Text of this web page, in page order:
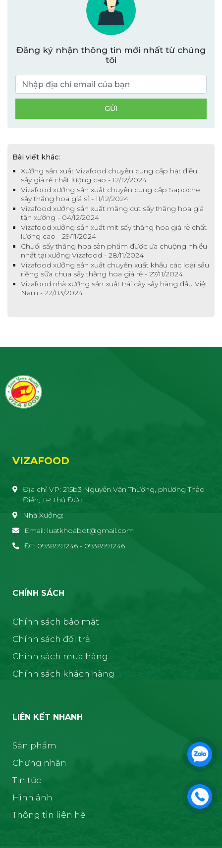
Đăng ký nhận thông tin mới nhất từ chúng
tôi
Bài viết khác:
Xưởng sản xuất Vizafood chuyên cung cấp hạt điều
sấy giá rẻ chất lượng cao - 12/12/2024
Vizafood xưởng sản xuất chuyên cung cấp Sapoche
sấy thăng hoa giá sỉ - 11/12/2024
Vizafood xưởng sản xuất măng cụt sấy thăng hoa giá
tận xưởng - 04/12/2024
Vizafood xưởng sản xuất mít sấy thăng hoa giá rẻ chất
lượng cao - 29/11/2024
Chuối sấy thăng hoa sản phẩm được ưa chuộng nhiều
nhất tại xưởng Vizafood - 28/11/2024
Vizafood xưởng sản xuất chuyên xuất khẩu các loại sầu
riêng sữa chua sấy thăng hoa giá rẻ - 27/11/2024
Vizafood nhà xưởng sản xuất trái cây sấy hàng đầu Việt
Nam - 22/03/2024
VIZAFOOD
Địa chỉ VP: 215b3 Nguyễn Văn Thưởng, phường Thảo
Điền, TP Thủ Đức
Nhà Xưởng:
Email: luatkhoabot@gmail.com
ĐT: 0938991246 - 0938991246
CHÍNH SÁCH
Chính sách bảo mật
Chính sách đổi trả
Chính sách mua hàng
Chính sách khách hàng
LIÊN KẾT NHANH
Sản phẩm
Chứng nhận
Tin tức
Hình ảnh
Thông tin liên hệ